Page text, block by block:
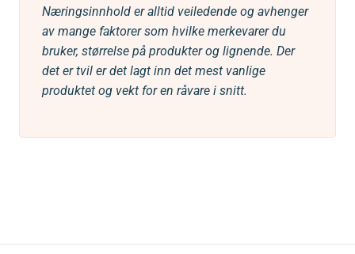
Næringsinnhold er alltid veiledende og avhenger
av mange faktorer som hvilke merkevarer du
bruker, størrelse på produkter og lignende. Der
det er tvil er det lagt inn det mest vanlige
produktet og vekt for en råvare i snitt.